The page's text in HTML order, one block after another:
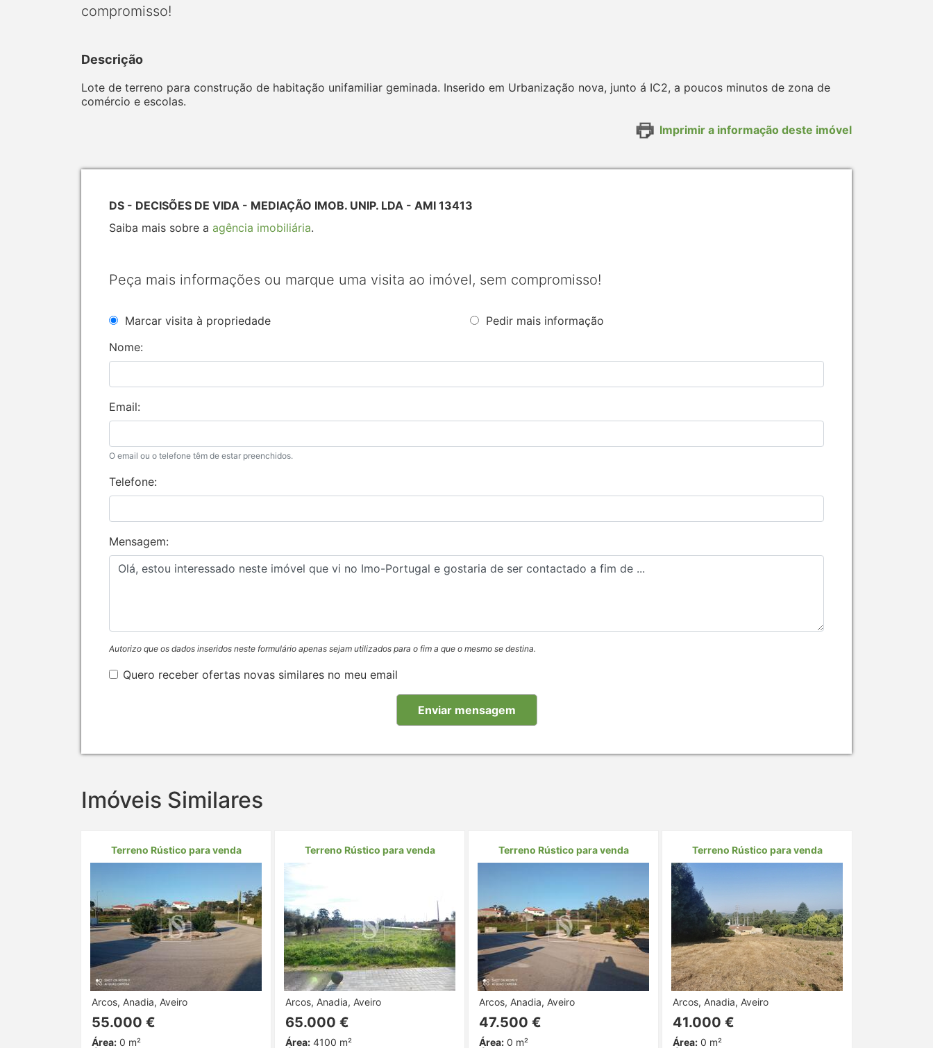
compromisso!
Descrição
Lote de terreno para construção de habitação unifamiliar geminada. Inserido em Urbanização nova, junto á IC2, a poucos minutos de zona de
comércio e escolas.
Imprimir a informação deste imóvel
DS - DECISÕES DE VIDA - MEDIAÇÃO IMOB. UNIP. LDA - AMI 13413
Saiba mais sobre a agência imobiliária.
Peça mais informações ou marque uma visita ao imóvel, sem compromisso!
Marcar visita à propriedade
Pedir mais informação
Nome:
Email:
O email ou o telefone têm de estar preenchidos.
Telefone:
Mensagem:
Autorizo que os dados inseridos neste formulário apenas sejam utilizados para o fim a que o mesmo se destina.
Quero receber ofertas novas similares no meu email
Imóveis Similares
Terreno Rústico para venda
Arcos, Anadia, Aveiro
55.000 €
Área: 0 m²
Terreno Rústico para venda
Arcos, Anadia, Aveiro
65.000 €
Área: 4100 m²
Terreno Rústico para venda
Arcos, Anadia, Aveiro
47.500 €
Área: 0 m²
Terreno Rústico para venda
Arcos, Anadia, Aveiro
41.000 €
Área: 0 m²